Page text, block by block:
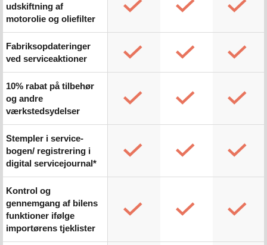
udskiftning af
motorolie og oliefilter
Fabriksopdateringer
ved serviceaktioner
10% rabat på tilbehør
og andre
værkstedsydelser
Stempler i service-
bogen/ registrering i
digital servicejournal*
Kontrol og
gennemgang af bilens
funktioner ifølge
importørens tjeklister